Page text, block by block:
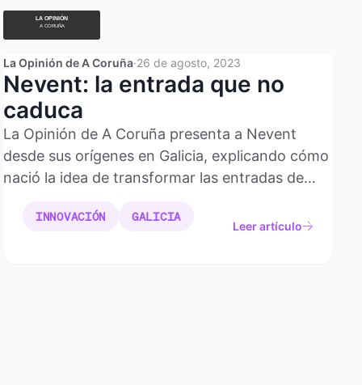
La Opinión de A Coruña·26 de agosto, 2023
Nevent: la entrada que no
caduca
La Opinión de A Coruña presenta a Nevent
desde sus orígenes en Galicia, explicando cómo
nació la idea de transformar las entradas de
no caduca.
INNOVACIÓN GALICIA
Leer artículo